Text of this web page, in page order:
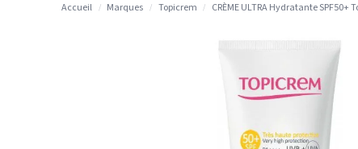
Accueil / Marques / Topicrem / CRÈME ULTRA Hydratante SPF50+